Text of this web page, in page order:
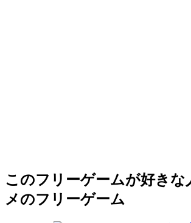
このフリーゲームが好きな
メのフリーゲーム